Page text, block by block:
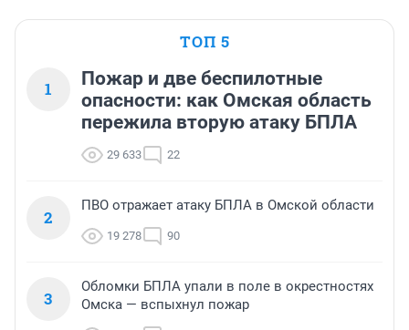
ТОП 5
1
Пожар и две беспилотные
опасности: как Омская область
пережила вторую атаку БПЛА
29 633 22
2
ПВО отражает атаку БПЛА в Омской области
19 278 90
3
Обломки БПЛА упали в поле в окрестностях
Омска — вспыхнул пожар